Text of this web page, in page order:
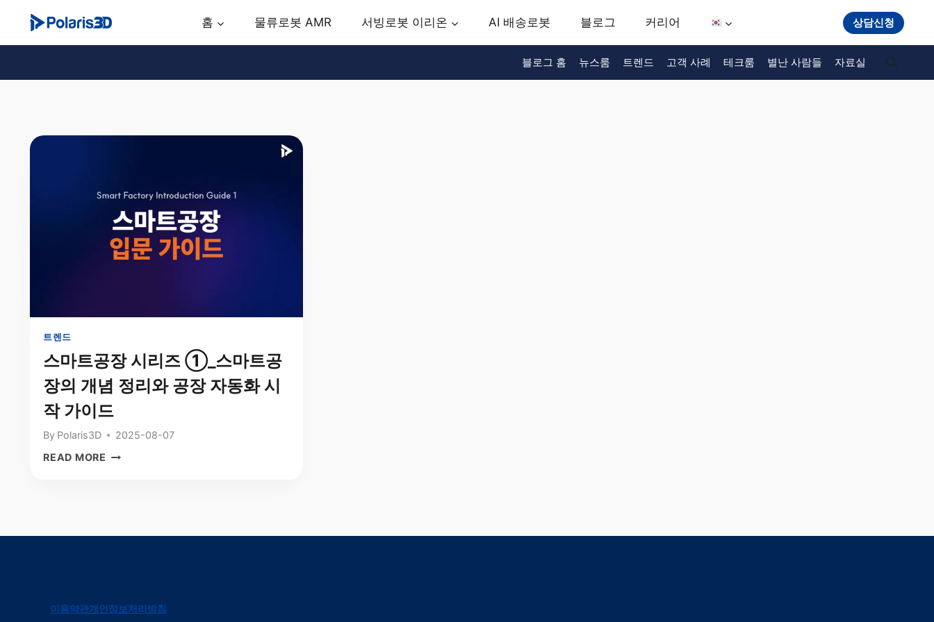
content
홈 물류로봇 AMR 서빙로봇 이리온 AI 배송로봇 블로그 커리어 상담신청
블로그 홈 뉴스룸 트렌드 고객 사례 테크룸 별난 사람들 자료실
트렌드
스마트공장 시리즈 ①_스마트공
장의 개념 정리와 공장 자동화 시
작 가이드
By Polaris3D
2025-08-07
READ MORE 스
시
마
이용약관개인정보처리방침